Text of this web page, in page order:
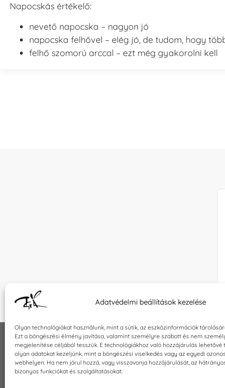
Adatvédelmi beállítások kezelése
Olyan technológiákat használunk, mint a sütik, az eszközinformációk
Ezt a böngészési élmény javítása, valamint személyre szabott és nem
megjelenítése céljából tesszük. E technológiákhoz való hozzájárulás lehetővé
olyan adatokat kezeljünk, mint a böngészési viselkedés vagy az egyedi
webhelyen. Ha nem járul hozzá, vagy visszavonja hozzájárulását, az
bizonyos funkciókat és szolgáltatásokat.
Napocskás értékelő:
nevető napocska – nagyon jó
napocska felhővel – elég jó, de tudom, hogy
felhő szomorú arccal – ezt még gyakorolni kell
INFORMÁCIÓK
Általános szerződési feltételek
KAPCSOLAT
E-mail: